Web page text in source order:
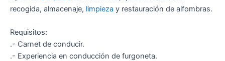
recogida, almacenaje, limpieza y restauración de alfombras.
Requisitos:
.- Carnet de conducir.
.- Experiencia en conducción de furgoneta.